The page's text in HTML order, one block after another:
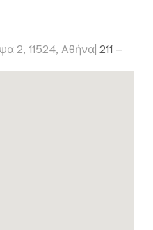
2, 11524, Αθήνα| 211 –